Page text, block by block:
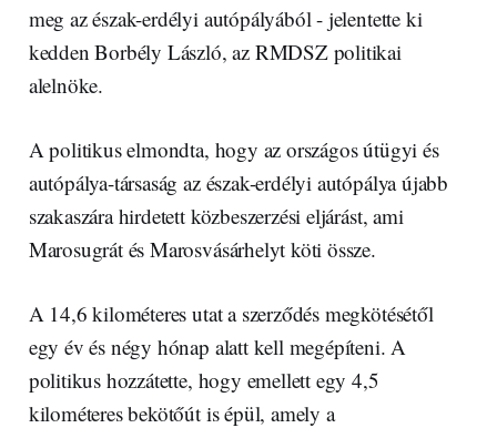
meg az észak-erdélyi autópályából - jelentette ki
kedden Borbély László, az RMDSZ politikai
alelnöke.
A politikus elmondta, hogy az országos útügyi és
autópálya-társaság az észak-erdélyi autópálya újabb
szakaszára hirdetett közbeszerzési eljárást, ami
Marosugrát és Marosvásárhelyt köti össze.
A 14,6 kilométeres utat a szerződés megkötésétől
egy év és négy hónap alatt kell megépíteni. A
politikus hozzátette, hogy emellett egy 4,5
kilométeres bekötőút is épül, amely a